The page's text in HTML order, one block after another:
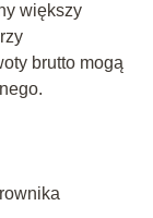
większy
brutto mogą